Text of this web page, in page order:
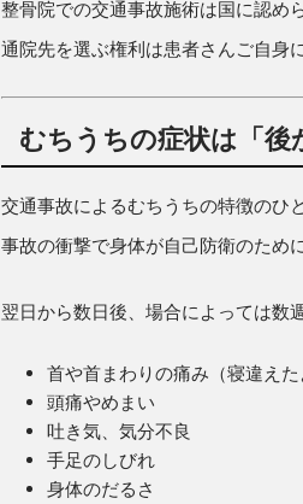
整骨院での交通事故施術は国に認め
通院先を選ぶ権利は患者さんご自身
むちうちの症状は「後
交通事故によるむちうちの特徴のひ
事故の衝撃で身体が自己防衛のため
翌日から数日後、場合によっては数
首や首まわりの痛み（寝違えた
頭痛やめまい
吐き気、気分不良
手足のしびれ
身体のだるさ